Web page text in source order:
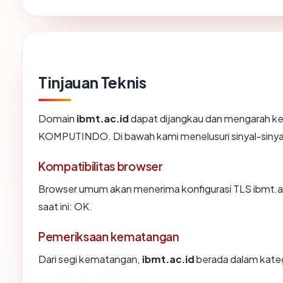
Tinjauan Teknis
Domain ibmt.ac.iddapat dijangkau dan mengarah
KOMPUTINDO. Di bawah kami menelusuri sinyal-
Kompatibilitas browser
Browser umum akan menerima konfigurasi TLS
saat ini: OK.
Pemeriksaan kematangan
Dari segi kematangan, ibmt.ac.idberada dalam